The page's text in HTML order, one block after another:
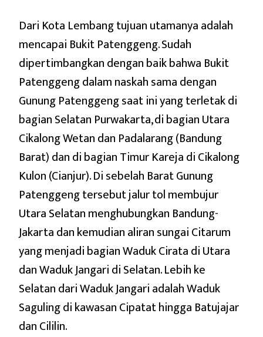
Dari Kota Lembang tujuan utamanya adalah
mencapai Bukit Patenggeng. Sudah
dipertimbangkan dengan baik bahwa Bukit
Patenggeng dalam naskah sama dengan
Gunung Patenggeng saat ini yang terletak di
bagian Selatan Purwakarta, di bagian Utara
Cikalong Wetan dan Padalarang (Bandung
Barat) dan di bagian Timur Kareja di Cikalong
Kulon (Cianjur). Di sebelah Barat Gunung
Patenggeng tersebut jalur tol membujur
Utara Selatan menghubungkan Bandung-
Jakarta dan kemudian aliran sungai Citarum
yang menjadi bagian Waduk Cirata di Utara
dan Waduk Jangari di Selatan. Lebih ke
Selatan dari Waduk Jangari adalah Waduk
Saguling di kawasan Cipatat hingga Batujajar
dan Cililin.